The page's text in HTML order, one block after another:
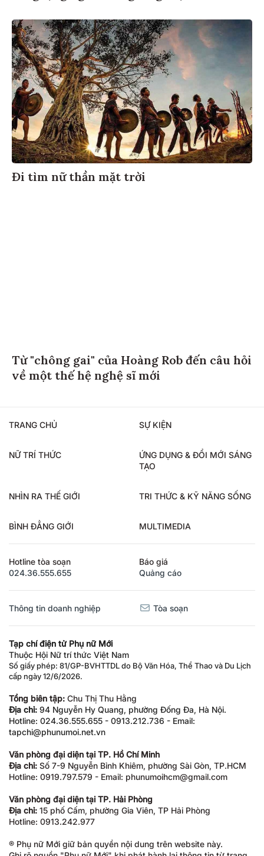
Đi tìm nữ thần mặt trời
Từ "chông gai" của Hoàng Rob đến câu hỏi
về một thế hệ nghệ sĩ mới
TRANG CHỦ SỰ KIỆN
NỮ TRÍ THỨC
ỨNG DỤNG & ĐỔI MỚI SÁNG
TẠO
NHÌN RA THẾ GIỚI TRI THỨC & KỸ NĂNG SỐNG
BÌNH ĐẲNG GIỚI MULTIMEDIA
Hotline tòa soạn
024.36.555.655
Báo giá
Quảng cáo
Thông tin doanh nghiệp Tòa soạn
Tạp chí điện tử Phụ nữ Mới
Thuộc Hội Nữ trí thức Việt Nam
Số giấy phép: 81/GP-BVHTTDL do Bộ Văn Hóa, Thể Thao và Du Lịch
cấp ngày 12/6/2026.
Tổng biên tập: Chu Thị Thu Hằng
Địa chỉ: 94 Nguyễn Hy Quang, phường Đống Đa, Hà Nội.
Hotline: 024.36.555.655 - 0913.212.736 - Email:
tapchi@phunumoi.net.vn
Văn phòng đại diện tại TP. Hồ Chí Minh
Địa chỉ: Số 7-9 Nguyễn Bỉnh Khiêm, phường Sài Gòn, TP.HCM
Hotline: 0919.797.579 - Email: phunumoihcm@gmail.com
Văn phòng đại diện tại TP. Hải Phòng
Địa chỉ: 15 phố Cấm, phường Gia Viên, TP Hải Phòng
Hotline: 0913.242.977
® Phụ nữ Mới giữ bản quyền nội dung trên website này.
Ghi rõ nguồn "Phụ nữ Mới" khi phát hành lại thông tin từ trang